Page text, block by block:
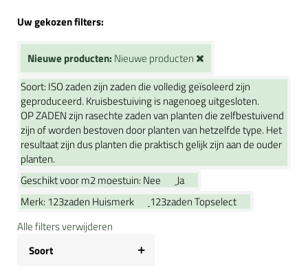
Uw gekozen filters:
Nieuwe producten: Nieuwe producten
Soort: ISO zaden zijn zaden die volledig geïsoleerd zijn
geproduceerd. Kruisbestuiving is nagenoeg uitgesloten.
OP ZADEN zijn rasechte zaden van planten die zelfbestuivend
zijn of worden bestoven door planten van hetzelfde type. Het
resultaat zijn dus planten die praktisch gelijk zijn aan de ouder
planten.
Geschikt voor m2 moestuin: Nee
Ja
Merk: 123zaden Huismerk
123zaden Topselect
Alle filters verwijderen
Soort